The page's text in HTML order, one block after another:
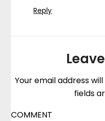
Reply
Your email address
fields
COMMENT